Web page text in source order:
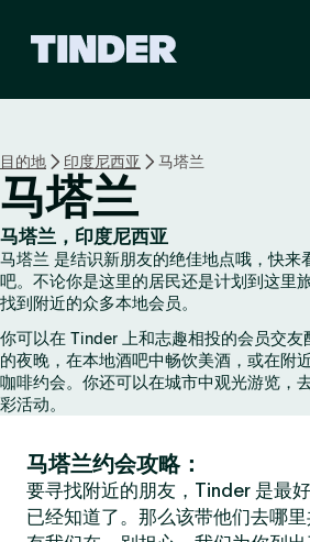
r
目的地 印度尼西亚 马塔兰
马塔兰
马塔兰，印度尼西亚
马塔兰 是结识新朋友的绝佳地点哦，快来
吧。不论你是这里的居民还是计划到这里
找到附近的众多本地会员。
你可以在 Tinder 上和志趣相投的会员交
的夜晚，在本地酒吧中畅饮美酒，或在附
咖啡约会。你还可以在城市中观光游览，
彩活动。
马塔兰约会攻略：
要寻找附近的朋友，Tinder 是最
已经知道了。那么该带他们去哪